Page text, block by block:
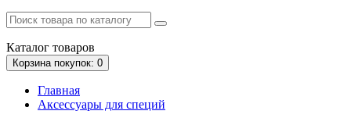
Каталог товаров
Корзинапокупок: 0
Главная
Аксессуары для специй